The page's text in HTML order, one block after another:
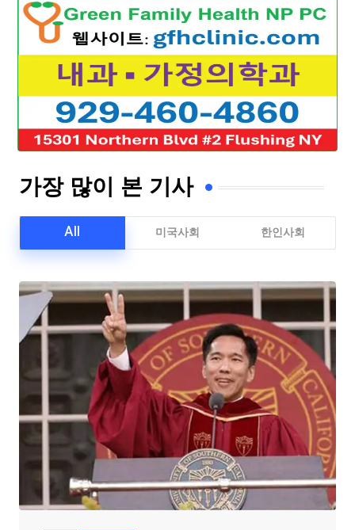
가장 많이 본 기사
All 미국사회 한인사회